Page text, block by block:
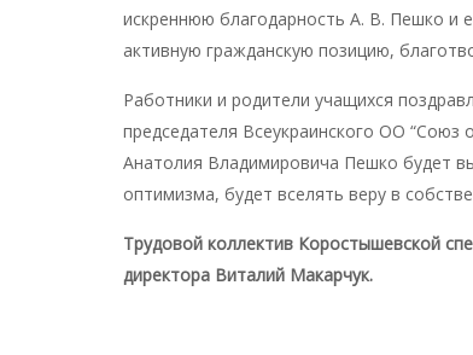
искреннюю благодарность А. В. Пешко и
активную гражданскую позицию,
Работники и родители учащихся
председателя Всеукраинского ОО “Союз
Анатолия Владимировича Пешко будет
оптимизма, будет вселять веру в
Трудовой коллектив Коростышевской
директора Виталий Макарчук.